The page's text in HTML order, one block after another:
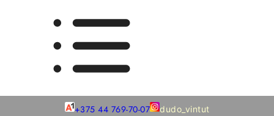
+375 44 769-70-07 dudo_vintut